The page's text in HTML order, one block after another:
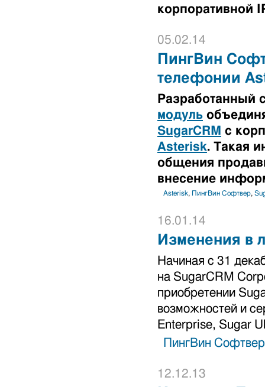
корпоративной
05.02.14
ПингВин
телефонии
Разработанный
модуль
SugarCRM с
Asterisk. Такая
общения
внесение
Asterisk, ПингВин Софтвер,
16.01.14
Изменения в
Начиная с 31
на SugarCRM
приобретении
возможностей и
Enterprise, Sugar
ПингВин Софтвер
12.12.13